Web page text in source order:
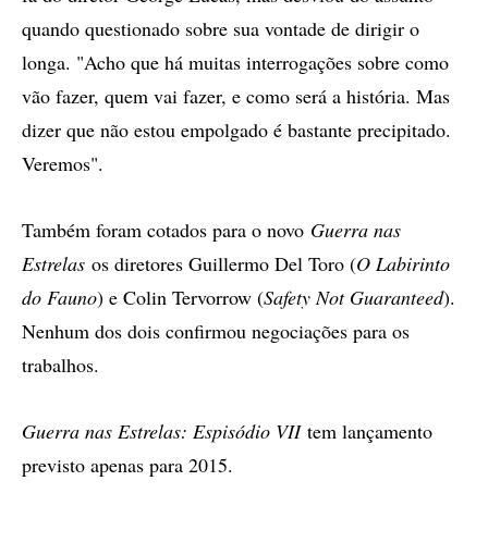
quando questionado sobre sua vontade de dirigir o
longa. "Acho que há muitas interrogações sobre como
vão fazer, quem vai fazer, e como será a história. Mas
dizer que não estou empolgado é bastante precipitado.
Veremos".
Também foram cotados para o novo Guerra nas
Estrelas os diretores Guillermo Del Toro (O Labirinto
do Fauno) e Colin Tervorrow (Safety Not Guaranteed).
Nenhum dos dois confirmou negociações para os
trabalhos.
Guerra nas Estrelas: Espisódio VIItem lançamento
previsto apenas para 2015.